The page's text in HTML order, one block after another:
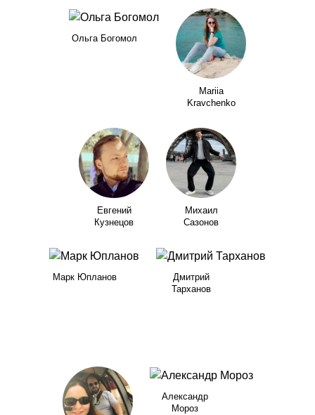
Ольга Богомол
Mariia
Kravchenko
Евгений
Кузнецов
Михаил
Сазонов
Марк Юпланов
Дмитрий
Тарханов
Александр
Мороз